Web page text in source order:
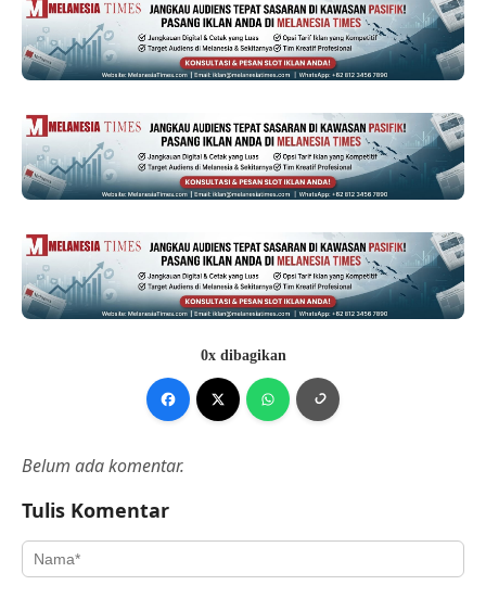
0x dibagikan
Belum ada komentar.
Tulis Komentar